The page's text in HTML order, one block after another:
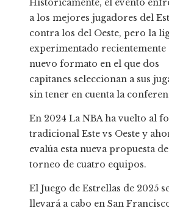
Históricamente, el evento
a los mejores jugadores del
contra los del Oeste, pero la
experimentado recientemente
nuevo formato en el que dos
capitanes seleccionan a sus
sin tener en cuenta la
En 2024 La NBA ha vuelto al
tradicional Este vs Oeste y
evalúa esta nueva propuesta
torneo de cuatro equipos.
El Juego de Estrellas de 2025
llevará a cabo en San